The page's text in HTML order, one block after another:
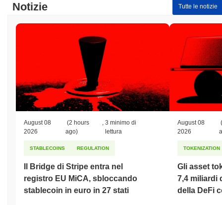
Notizie Tutte le notizie
August 08
2026
(2 hours
ago)
,3 minimo di
lettura
STABLECOINS REGULATION
Il Bridge di Stripe entra nel
registro EU MiCA, sbloccando
stablecoin in euro in 27 stati
August 08
2026
TOKENIZATION
Gli asset
7,4 miliardi
della DeFi